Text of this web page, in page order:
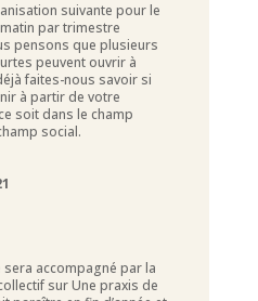
suivante pour le
par trimestre
pensons que plusieurs
peuvent ouvrir à
faites-nous savoir si
à partir de votre
soit dans le champ
social.
accompagné par la
sur Une praxis de